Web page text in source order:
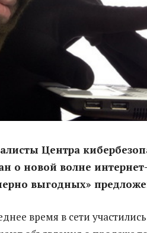
Центра
о новой волне
выгодных»
время в сети